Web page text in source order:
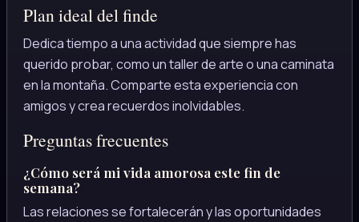
Plan ideal del finde
Dedica tiempo a una actividad que siempre has
querido probar, como un taller de arte o una caminata
en la montaña. Comparte esta experiencia con
amigos y crea recuerdos inolvidables.
Preguntas frecuentes
¿Cómo será mi vida amorosa este fin de
semana?
Las relaciones se fortalecerán y las oportunidades